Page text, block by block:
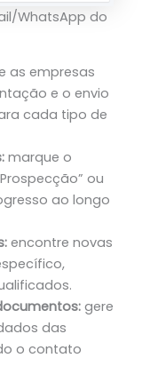
WhatsApp do
as empresas
e o envio
cada tipo de
marque o
ou
ao longo
encontre novas
gere
das
o contato